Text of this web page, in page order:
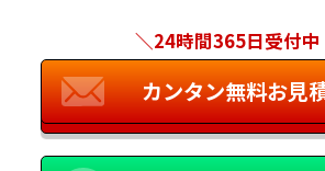
＼24時間365日受付中
カンタン無料お見